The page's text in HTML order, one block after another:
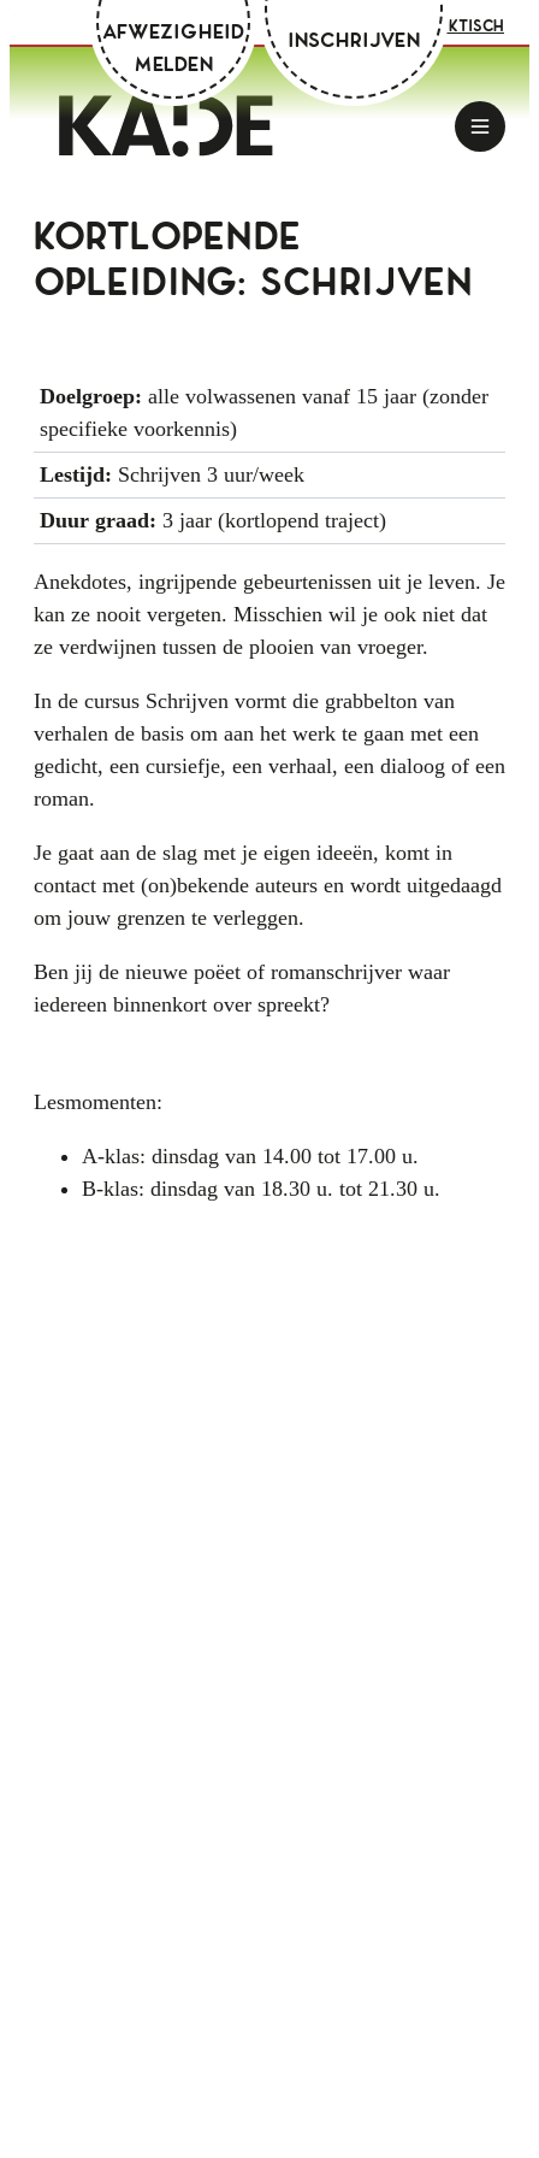
Naar inhoud Zoeken Praktisch
Afwezigheid
melden
Inschrijven
Kunstacademie Deinze
Menu
Kortlopende
opleiding: schrijven
Doelgroep: alle volwassenen vanaf 15 jaar (zonder
specifieke voorkennis)
Lestijd: Schrijven 3 uur/week
Duur graad: 3 jaar (kortlopend traject)
Anekdotes, ingrijpende gebeurtenissen uit je leven. Je
kan ze nooit vergeten. Misschien wil je ook niet dat
ze verdwijnen tussen de plooien van vroeger.
In de cursus Schrijven vormt die grabbelton van
verhalen de basis om aan het werk te gaan met een
gedicht, een cursiefje, een verhaal, een dialoog of een
roman.
Je gaat aan de slag met je eigen ideeën, komt in
contact met (on)bekende auteurs en wordt uitgedaagd
om jouw grenzen te verleggen.
Ben jij de nieuwe poëet of romanschrijver waar
iedereen binnenkort over spreekt?
Lesmomenten:
A-klas: dinsdag van 14.00 tot 17.00 u.
B-klas: dinsdag van 18.30 u. tot 21.30 u.